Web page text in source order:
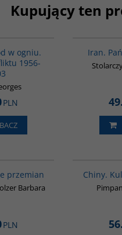
Kupujący ten
w ogniu.
1956-
PLN
Iran.
przemian
Barbara
PLN
Chiny.